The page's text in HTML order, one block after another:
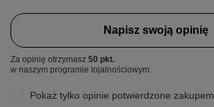
Napisz swoją opinię
Za opinię otrzymasz 50 pkt.
w naszym programie lojalnościowym.
Pokaż tylko opinie potwierdzone zakupem